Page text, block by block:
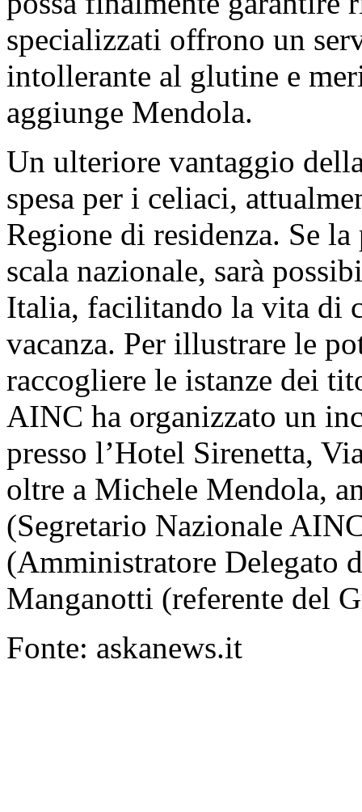
specializzati offrono un
intollerante al glutine e
aggiunge Mendola.
Un ulteriore vantaggio
spesa per i celiaci,
Regione di residenza. Se
scala nazionale, sarà
Italia, facilitando la vita di
vacanza. Per illustrare le
raccogliere le istanze dei
AINC ha organizzato un
presso l’Hotel Sirenetta,
oltre a Michele Mendola,
(Segretario Nazionale
(Amministratore Delegato
Manganotti (referente del
Fonte: askanews.it